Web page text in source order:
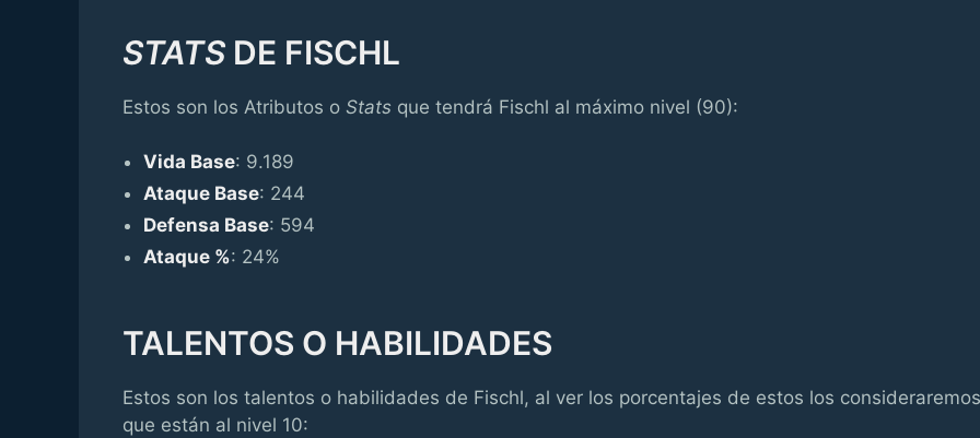
STATS DE FISCHL
Estos son los Atributos o Stats que tendrá Fischl al máximo nivel (90):
Vida Base: 9.189
Ataque Base: 244
Defensa Base: 594
Ataque %: 24%
TALENTOS O HABILIDADES
Estos son los talentos o habilidades de Fischl, al ver los porcentajes de estos los consideraremos
que están al nivel 10: